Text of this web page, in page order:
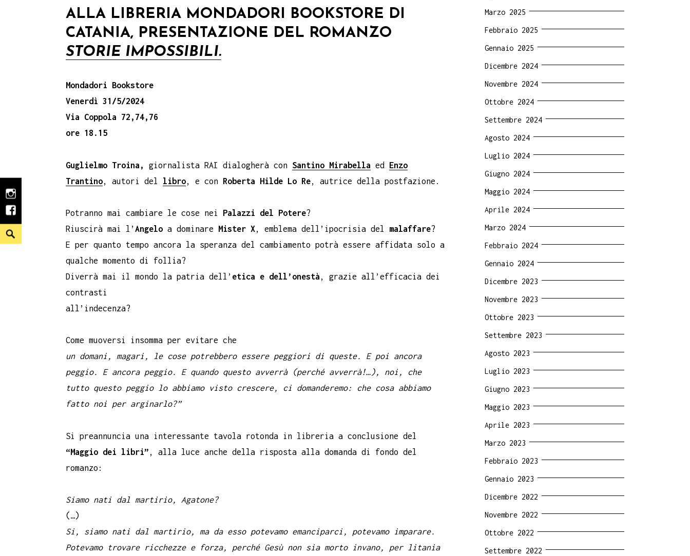
instagram
facebook
Search
ALLA LIBRERIA MONDADORI BOOKSTORE DI
CATANIA, PRESENTAZIONE DEL ROMANZO
STORIE IMPOSSIBILI.
Mondadori Bookstore
Venerdì 31/5/2024
Via Coppola 72,74,76
ore 18.15
Guglielmo Troina, giornalista RAI dialogherà con Santino Mirabella ed Enzo
Trantino, autori del libro, e con Roberta Hilde Lo Re, autrice della postfazione.
Potranno mai cambiare le cose nei Palazzi del Potere?
Riuscirà mai l’Angelo a dominare Mister X, emblema dell’ipocrisia del malaffare?
E per quanto tempo ancora la speranza del cambiamento potrà essere affidata solo a
qualche momento di follia?
Diverrà mai il mondo la patria dell’ etica e dell’onestà , grazie all’efficacia dei
contrasti
all’indecenza?
Come muoversi insomma per evitare che
un domani, magari, le cose potrebbero essere peggiori di queste. E poi ancora
peggio. E ancora peggio.
E quando questo avverrà (perché avverrà!…), noi, che
tutto questo peggio lo abbiamo visto crescere, ci domanderemo:
che cosa abbiamo
fatto noi per arginarlo?”
Si preannuncia una interessante tavola rotonda in libreria a conclusione del
“Maggio dei libri” , alla luce anche della risposta alla domanda di fondo del
romanzo:
Siamo nati dal martirio, Agatone?
(…)
Si, siamo nati dal martirio, ma da esso potevamo emanciparci, potevamo imparare.
Potevamo trovare ricchezze e forza, perché Gesù non sia morto invano, per litania
Marzo 2025
Febbraio 2025
Gennaio 2025
Dicembre 2024
Novembre 2024
Ottobre 2024
Settembre 2024
Agosto 2024
Luglio 2024
Giugno 2024
Maggio 2024
Aprile 2024
Marzo 2024
Febbraio 2024
Gennaio 2024
Dicembre 2023
Novembre 2023
Ottobre 2023
Settembre 2023
Agosto 2023
Luglio 2023
Giugno 2023
Maggio 2023
Aprile 2023
Marzo 2023
Febbraio 2023
Gennaio 2023
Dicembre 2022
Novembre 2022
Ottobre 2022
Settembre 2022